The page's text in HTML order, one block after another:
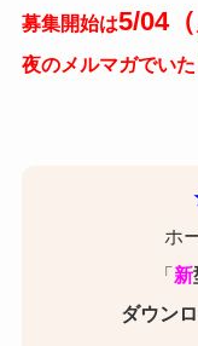
募集開始は5/04（
夜のメルマガでい
ホ
「 新
ダウン